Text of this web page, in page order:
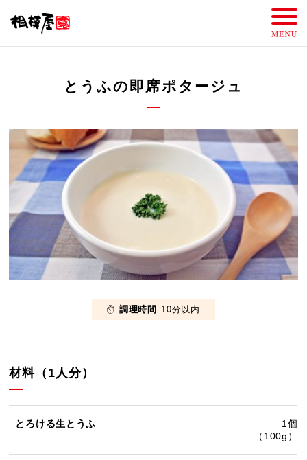
とうふの即席ポタージュ
調理時間 10分以内
材料（1人分）
とろける生とうふ
1個
（100g）